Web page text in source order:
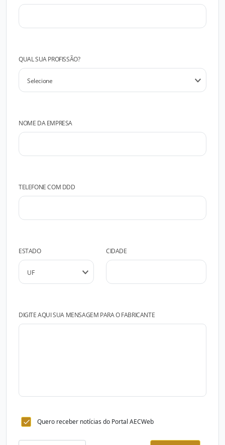
QUAL SUA PROFISSÃO?
NOME DA EMPRESA
TELEFONE COM DDD
ESTADO CIDADE
DIGITE AQUI SUA MENSAGEM PARA O FABRICANTE
Quero receber notícias do Portal AECWeb